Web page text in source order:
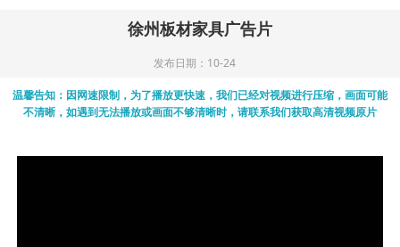
徐州板材家具广告片
发布日期：10-24
温馨告知：因网速限制，为了播放更快速，我们已经对视频进行压缩，画面可能
不清晰，如遇到无法播放或画面不够清晰时，请联系我们获取高清视频原片